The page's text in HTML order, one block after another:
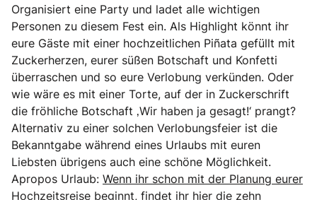
Organisiert eine Party und ladet alle wichtigen
Personen zu diesem Fest ein. Als Highlight könnt ihr
eure Gäste mit einer hochzeitlichen Piñata gefüllt mit
Zuckerherzen, eurer süßen Botschaft und Konfetti
überraschen und so eure Verlobung verkünden. Oder
wie wäre es mit einer Torte, auf der in Zuckerschrift
die fröhliche Botschaft ‚Wir haben ja gesagt!‘ prangt?
Alternativ zu einer solchen Verlobungsfeier ist die
Bekanntgabe während eines Urlaubs mit euren
Liebsten übrigens auch eine schöne Möglichkeit.
Apropos Urlaub: Wenn ihr schon mit der Planung eurer
Hochzeitsreise beginnt, findet ihr hier die zehn